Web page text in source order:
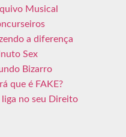
Musical
a diferença
Sex
Bizarro
que é FAKE?
liga no seu Direito